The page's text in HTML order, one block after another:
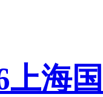
上海